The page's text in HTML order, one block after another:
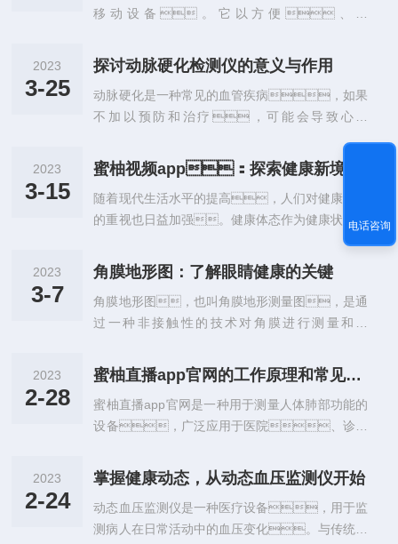
移动设备。它以方便、快
医院、社区、学校等场
所，用于诊断和监测呼吸系统疾
病，并帮助医生制定相应的治疗方
案。本文将从它的应用领域、使用方
法和维护要点三个方面进行介绍。一、
应用领域便携式肺功能仪主要应用于医院、
吸功能。它可用于诊断和监测慢性阻塞性肺
病、哮喘、肺气肿、肺
炎等与呼吸系统相关的疾病，并帮助医生制定
相应的治疗方案。此外，还可用于运动
2023
3-25
探讨动脉硬化检测仪的意义与作用
动脉硬化是一种常见的血管疾病，如果
不加以预防和治疗，可能会导致心脏
此，早期诊断和治疗非常重要。动脉
硬化检测仪就是一种可以帮助人们及时了解自己的
动脉硬化程度的工具。AS1000动脉硬化
检测仪通常使用超声波技术来检测动脉内皮层（即
血管内壁）的厚度和弹性。这些数据可以反
映出血管内血流的速度和顺畅度，从而判
测仪，人们可以及早发现自己是否存在动脉
硬化问题，进而采取针对性的治疗方
压、糖尿病等慢性病患者，...
2023
3-15
蜜柚视频app：探索健康新境界
随着现代生活水平的提高，人们对健康意识
的重视也日益加强。健康体态作为健康状态的
重要标志，已然成为现代人不可忽视的话
题。而蜜柚视频app则可以帮助蜜柚app下
载汅api免费下载在线观看更准确地了解自己的身
体状况，探索健康新境界。蜜柚视频a
pp是一种基于生物电阻抗测量原理的医学仪
率、肌肉量、水分含量
提供了有力工具。首先，蜜柚
视频app可以为蜜柚app下载汅api免费下载在线观
蒙、代谢率、营养状态等因个体
2023
3-7
角膜地形图：了解眼睛健康的关键
角膜地形图，也叫角膜地形测量图，是通
过一种非接触性的技术对角膜进行测量和分
息。这项技术在眼科诊断和治疗中得到
广泛应用，尤其是在近视手术中。
角膜是眼球前部的透明薄膜，具有高度的曲
率，其形态和曲率的变化可以导致视觉
面进行高精度的测量和分析，可以帮助眼科
眼部问题。角膜地形图的测量原理是利用三维
光栅扫描技术对角膜表面进行测量和分
2023
2-28
蜜柚直播app官网的工作原理和常见使用场景
蜜柚直播app官网是一种用于测量人体肺部功能的
设备，广泛应用于医院、诊所
量、气流速度和呼吸道阻力等参
数，帮助医生诊断和治疗呼吸系统相关的疾
病，如哮喘、肺气肿和肺癌
等。蜜柚直播app官网的原理是利用吸入和呼
2023
2-24
掌握健康动态，从动态血压监测仪开始
动态血压监测仪是一种医疗设备，用于监
测病人在日常活动中的血压变化。与传统的
电话咨询